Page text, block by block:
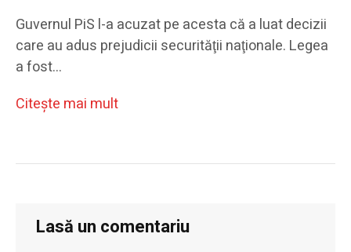
Guvernul PiS l-a acuzat pe acesta că a luat decizii
care au adus prejudicii securităţii naţionale. Legea
a fost…
Citeşte mai mult
Lasă un comentariu